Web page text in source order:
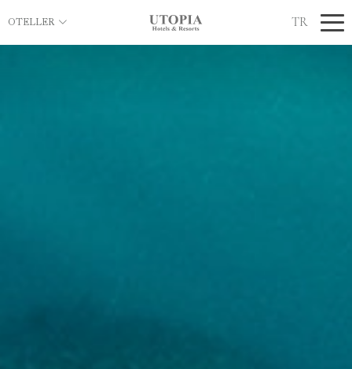
OTELLER TR